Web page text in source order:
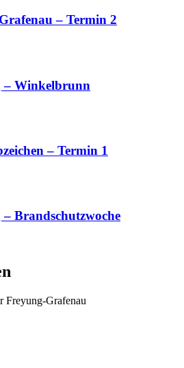
– Termin 2
– Winkelbrunn
– Termin 1
Brandschutzwoche
Freyung-Grafenau